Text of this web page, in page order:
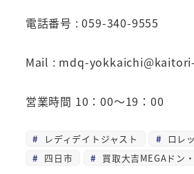
電話番号 : 059-340-9555
Mail : mdq-
営業時間 10：00～19：00
レディデイトジャスト
ロレ
四日市
買取大吉MEGAドン